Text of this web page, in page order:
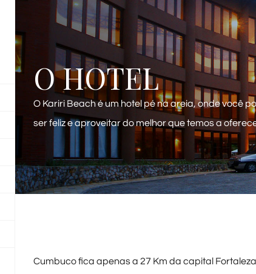
O HOTEL
O Kariri Beach é um hotel pé na areia, onde você
ser feliz e aproveitar do melhor que temos a
Cumbuco fica apenas a 27 Km da capital